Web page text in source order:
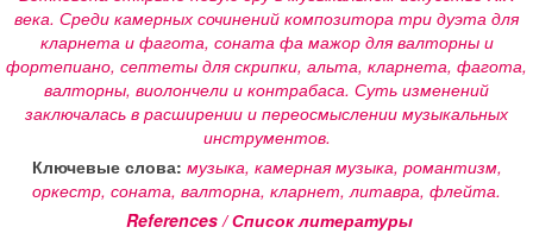
века. Среди камерных сочинений композитора три дуэта для
кларнета и фагота, соната фа мажор для валторны и
фортепиано, септеты для скрипки, альта, кларнета, фагота,
валторны, виолончели и контрабаса. Суть изменений
заключалась в расширении и переосмыслении музыкальных
инструментов.
Ключевые слова: музыка, камерная музыка, романтизм,
оркестр, соната, валторна, кларнет, литавра, флейта.
References / Список литературы